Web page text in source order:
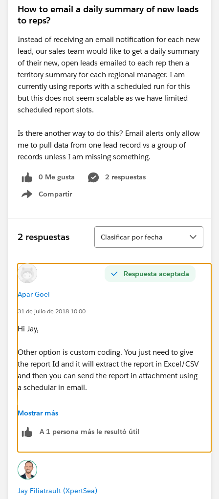
How to email a daily summary of new leads
to reps?
Instead of receiving an email notification for each new
lead, our sales team would like to get a daily summary
of their new, open leads emailed to each rep then a
territory summary for each regional manager. I am
currently using reports with a scheduled run for this
but this does not seem scalable as we have limited
scheduled report slots.
Is there another way to do this? Email alerts only allow
me to pull data from one lead record vs a group of
records unless I am missing something.
0 Me gusta
2 respuestas
Compartir
Show menu
2 respuestas
Ordenar
Clasificar por fecha
Respuesta aceptada
Apar Goel
31 de julio de 2018 10:00
Hi Jay,
Other option is custom coding. You just need to give
the report Id and it will extract the report in Excel/CSV
and then you can send the report in attachment using
a schedular in email.
Below is the code for help to achieve this.
ApexPages.PageReference objPage = new
Messaging.EmailFileAttachment objMsgEmailAttach =
new Messaging.EmailFileAttachment();
objMsgEmailAttach.setFileName('Testing.xls');
Mostrar más
A 1 persona más le resultó útil
Jay Filiatrault (XpertSea)